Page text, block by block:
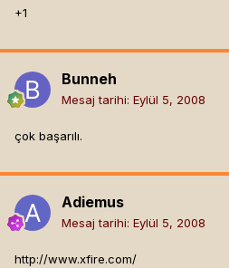
+1
Bunneh
Mesaj tarihi: Eylül 5, 2008
çok başarılı.
Adiemus
Mesaj tarihi: Eylül 5, 2008
http://www.xfire.com/